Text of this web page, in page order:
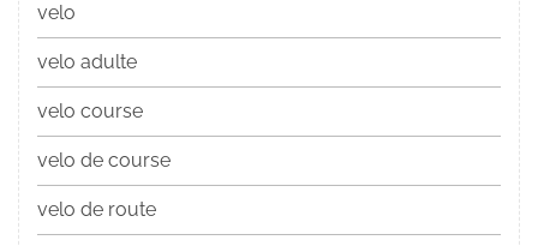
velo
velo adulte
velo course
velo de course
velo de route